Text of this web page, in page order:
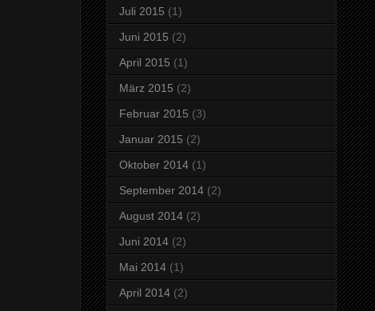
Juli 2015 (1)
Juni 2015 (2)
April 2015 (1)
März 2015 (2)
Februar 2015 (3)
Januar 2015 (2)
Oktober 2014 (1)
September 2014 (2)
August 2014 (2)
Juni 2014 (2)
Mai 2014 (1)
April 2014 (2)